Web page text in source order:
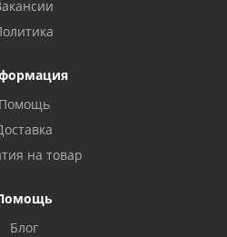
Помощь
на товар
Блог